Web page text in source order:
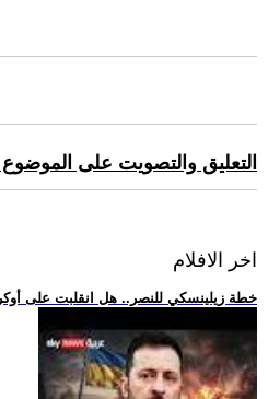
التعليق والتصويت على
اخر الافلام
.. خطة زيلينسكي للنصر.. هل انقلبت على